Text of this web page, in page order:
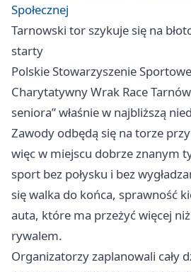
Społecznej
Tarnowski tor szykuje się na
starty
Polskie Stowarzyszenie
Charytatywny Wrak Race
seniora” właśnie w najbliższą
Zawody odbędą się na torze
więc w miejscu dobrze znanym
sport bez połysku i bez
się walka do końca, sprawność
auta, które ma przeżyć więcej
rywalem.
Organizatorzy zaplanowali cały